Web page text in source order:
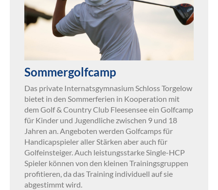
Sommergolfcamp
Das private Internatsgymnasium Schloss Torgelow
bietet in den Sommerferien in Kooperation mit
dem Golf & Country Club Fleesensee ein Golfcamp
für Kinder und Jugendliche zwischen 9 und 18
Jahren an. Angeboten werden Golfcamps für
Handicapspieler aller Stärken aber auch für
Golfeinsteiger. Auch leistungsstarke Single-HCP
Spieler können von den kleinen Trainingsgruppen
profitieren, da das Training individuell auf sie
abgestimmt wird.